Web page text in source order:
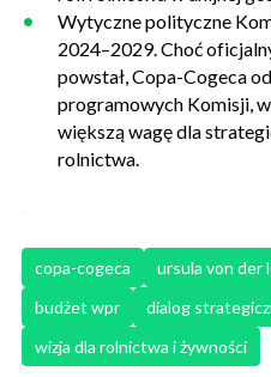
Wytyczne polityczne
2024–2029. Choć
powstał, Copa-Cogeca
programowych Komisji,
większą wagę dla
rolnictwa.
copa-cogeca ursula von der
budżet wpr
dialog
wizja dla rolnictwa i żywności